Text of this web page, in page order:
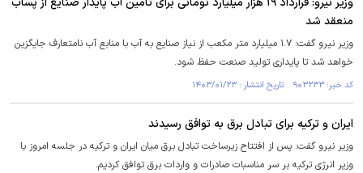
منعقد شد
وزیر نیرو گفت: ۱.۷ میلیارد متر مکعب از نیاز صنایع به آب با منابع آب نامتعارف جایگزین
خواهد شد تا پایداری تولید صنعت حفظ شود.
کد خبر: ۹۰۳۲۳۳ تاریخ انتشار : ۱۴۰۳/۰۱/۲۳
ایران و ترکیه برای تبادل برق به توافق رسیدند
وزیر نیرو گفت: پس از افتتاح زیرساخت تبادل برق میان ایران و ترکیه در جلسه امروز با
وزیر انرژی ترکیه بر سر مناسبات صادرات و واردات برق توافق کردیم.